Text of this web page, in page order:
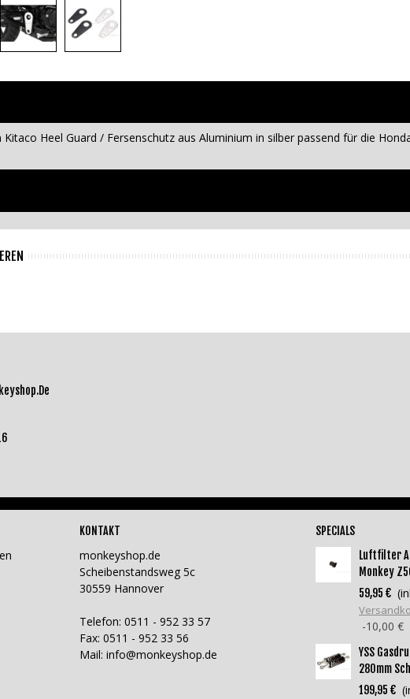
Heel Guard / Fersenschutz aus Aluminium in silber passend für die
KONTAKT
monkeyshop.de
Scheibenstandsweg 5c
30559 Hannover
Telefon: 0511 - 952 33 57
Fax: 0511 - 952 33 56
Mail: info@monkeyshop.de
SPECIALS
Luftfilter
Monkey
59,95 €
-10,00 €
YSS
280mm
199,95 €